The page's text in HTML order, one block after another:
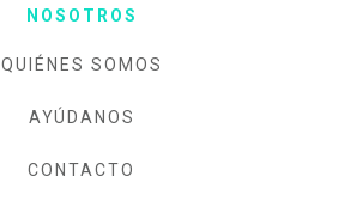
NOSOTROS
QUIÉNES SOMOS
AYÚDANOS
CONTACTO